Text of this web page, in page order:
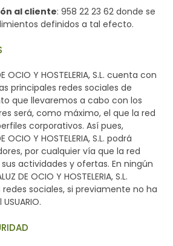
al cliente: 958 22 23 62 donde se
definidos a tal efecto.
OCIO Y HOSTELERIA, S.L. cuenta con
principales redes sociales de
que llevaremos a cabo con los
será, como máximo, el que la red
corporativos. Así pues,
OCIO Y HOSTELERIA, S.L. podrá
por cualquier vía que la red
actividades y ofertas. En ningún
DE OCIO Y HOSTELERIA, S.L.
sociales, si previamente no ha